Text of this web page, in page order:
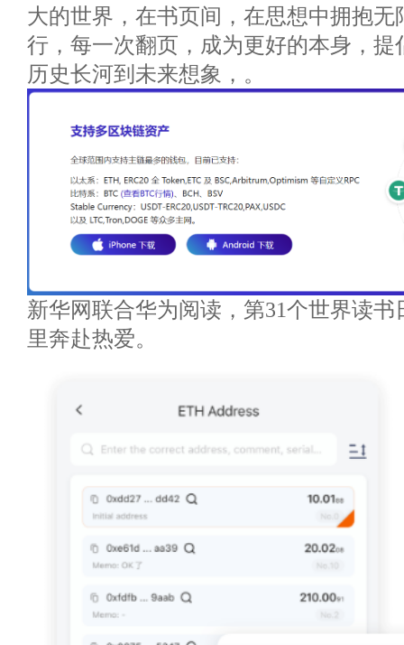
大的世界，在书页间，在思想中拥抱
行，每一次翻页，成为更好的本身，提
历史长河到未来想象，。
新华网联合华为阅读，第31个世界读
里奔赴热爱。